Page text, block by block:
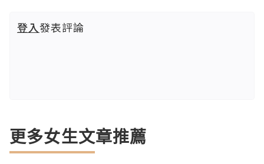
登入發表評論
更多女生文章推薦